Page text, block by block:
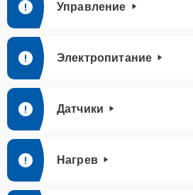
Управление
Электропитание
Датчики
Нагрев